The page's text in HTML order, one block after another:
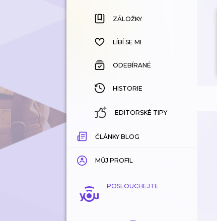
ZÁLOŽKY
HISTORIE
ZÁLOŽKY
LÍBÍ SE MI
ODEBÍRANÉ
HISTORIE
EDITORSKÉ TIPY
ČLÁNKY BLOG
MŮJ PROFIL
POSLOUCHEJTE